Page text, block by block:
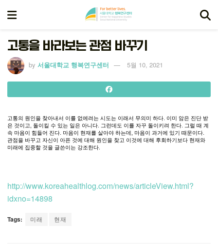
고통을 바라보는 관점 바꾸기
by 서울대학교 행복연구센터 5월 10, 2021
고통의 원인을 찾아내서 이를 없에려는 시도는 이래서 무의미 하다 이미 암은 진단 받
은 것이고 돌이킬 수 있는 일은 아니다 그런데도 이를 자꾸 돌이키려 한다 그럴 때 계
속 마음이 힘들어 진다 마음이 현재를 살아야 하는데 마음이 과거에 있기 때문이다
관점을 바꾸고 자신이 아픈 것에 대해 원인을 찾고 이것에 대해 후회하기보다 현재와
미래에 집중할 것을 글쓴이는 강조한다
http://www.koreahealthlog.com/news/articleView.html?
idxno=14898
Tags: 미래 현재